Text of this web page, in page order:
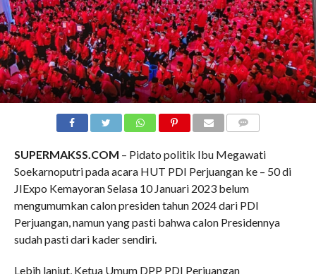
SUPERMAKSS.COM – Pidato politik Ibu Megawati
Soekarnoputri pada acara HUT PDI Perjuangan ke – 50 di
JIExpo Kemayoran Selasa 10 Januari 2023 belum
mengumumkan calon presiden tahun 2024 dari PDI
Perjuangan, namun yang pasti bahwa calon Presidennya
sudah pasti dari kader sendiri.
Lebih lanjut, Ketua Umum DPP PDI Perjuangan